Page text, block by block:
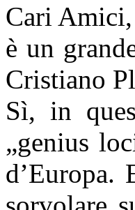
Cari Amici,
è un
Cristiano
Sì, in
„genius
d’Europa.